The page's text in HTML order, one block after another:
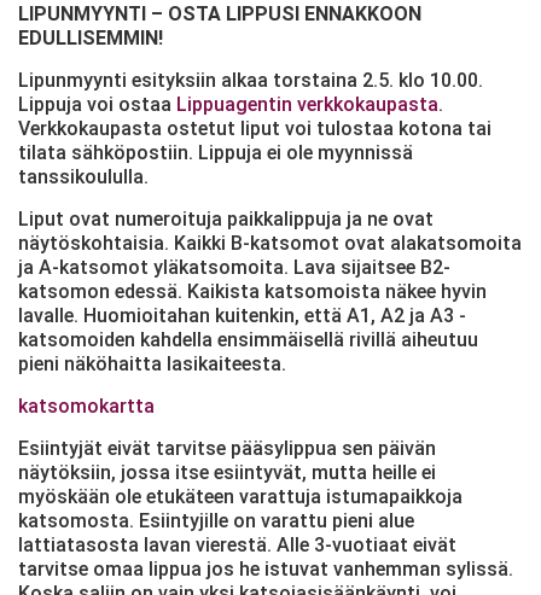
LIPUNMYYNTI – OSTA LIPPUSI ENNAKKOON
EDULLISEMMIN!
Lipunmyynti esityksiin alkaa torstaina 2.5. klo 10.00.
Lippuja voi ostaa Lippuagentin verkkokaupasta.
Verkkokaupasta ostetut liput voi tulostaa kotona tai
tilata sähköpostiin. Lippuja ei ole myynnissä
tanssikoululla.
Liput ovat numeroituja paikkalippuja ja ne ovat
näytöskohtaisia. Kaikki B-katsomot ovat alakatsomoita
ja A-katsomot yläkatsomoita. Lava sijaitsee B2-
katsomon edessä. Kaikista katsomoista näkee hyvin
lavalle. Huomioitahan kuitenkin, että A1, A2 ja A3 -
katsomoiden kahdella ensimmäisellä rivillä aiheutuu
pieni näköhaitta lasikaiteesta.
katsomokartta
Esiintyjät eivät tarvitse pääsylippua sen päivän
näytöksiin, jossa itse esiintyvät, mutta heille ei
myöskään ole etukäteen varattuja istumapaikkoja
katsomosta. Esiintyjille on varattu pieni alue
lattiatasosta lavan vierestä. Alle 3-vuotiaat eivät
tarvitse omaa lippua jos he istuvat vanhemman sylissä.